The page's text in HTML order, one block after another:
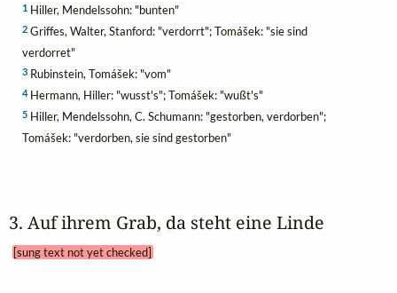
1Hiller, Mendelssohn: "bunten"
2Griffes, Walter, Stanford: "verdorrt"; Tomášek: "sie sind
verdorret"
3Rubinstein, Tomášek: "vom"
4Hermann, Hiller: "wusst's"; Tomášek: "wußt's"
5Hiller, Mendelssohn, C. Schumann: "gestorben, verdorben";
Tomášek: "verdorben, sie sind gestorben"
3. Auf ihrem Grab, da steht eine Linde
[sung text not yet checked]